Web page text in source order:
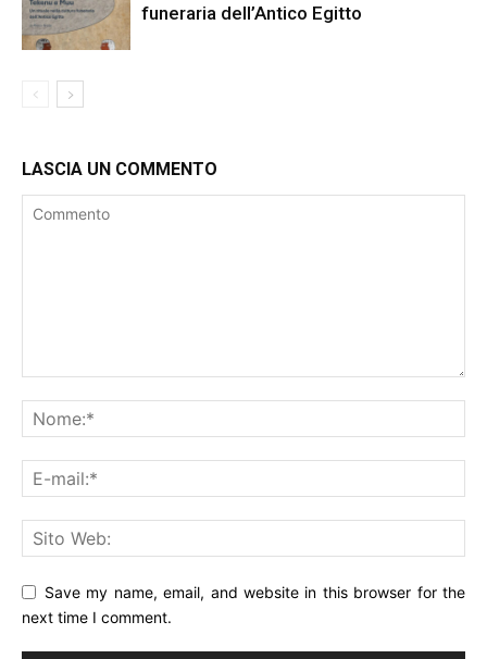
funeraria dell’Antico Egitto
LASCIA UN COMMENTO
Save my name, email, and website in this browser for the
next time I comment.